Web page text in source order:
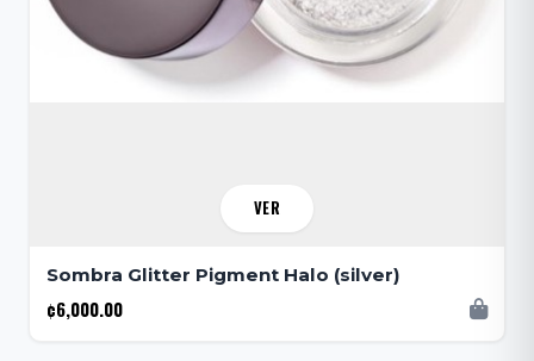
VER
Sombra Glitter Pigment Halo (silver)
¢6,000.00